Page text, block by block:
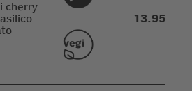
cherry
13.95